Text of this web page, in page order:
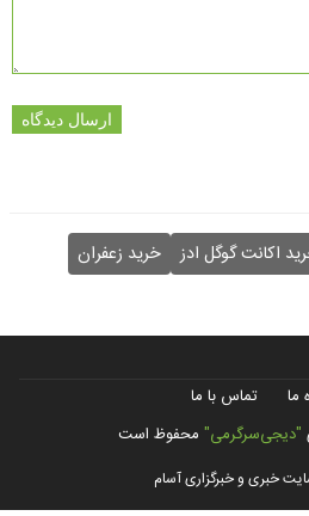
ارسال دیدگاه
اکانت گوگل ادز
خرید زعفران
ما
تماس با ما
"دیجی‌سرگرمی" محفوظ است
خبری و خبرگزاری آسام